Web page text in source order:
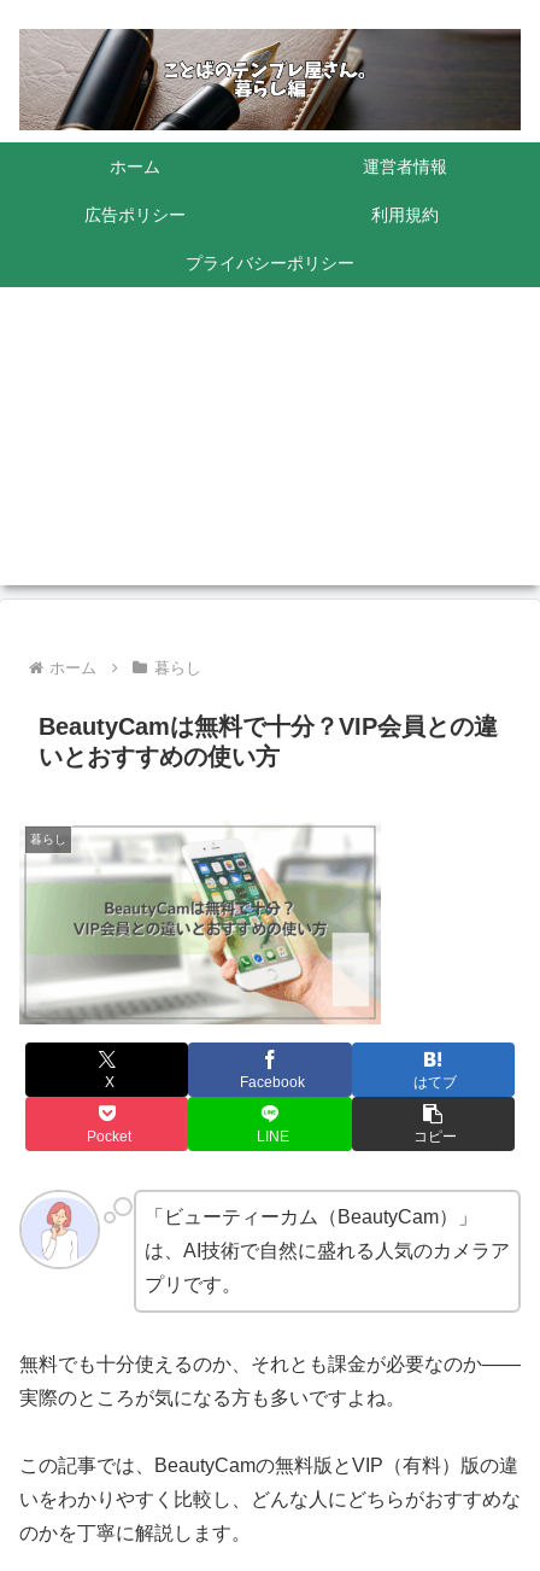
ホーム 運営者情報
広告ポリシー 利用規約
プライバシーポリシー
ホーム 暮らし
BeautyCamは無料で十分？VIP会員との違
いとおすすめの使い方
暮らし
X Facebook はてブ
Pocket LINE コピー
「ビューティーカム（BeautyCam）」
は、AI技術で自然に盛れる人気のカメラア
プリです。
無料でも十分使えるのか、それとも課金が必要なのか——
実際のところが気になる方も多いですよね。
この記事では、BeautyCamの無料版とVIP（有料）版の違
いをわかりやすく比較し、どんな人にどちらがおすすめな
のかを丁寧に解説します。